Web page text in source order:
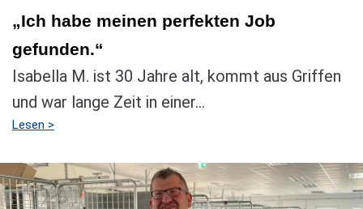
„Ich habe meinen perfekten Job
gefunden.“
Isabella M. ist 30 Jahre alt, kommt aus Griffen
und war lange Zeit in einer...
Lesen >